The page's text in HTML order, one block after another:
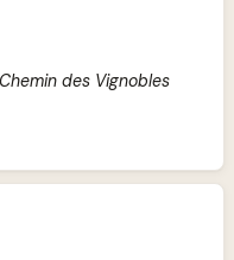
des Vignobles